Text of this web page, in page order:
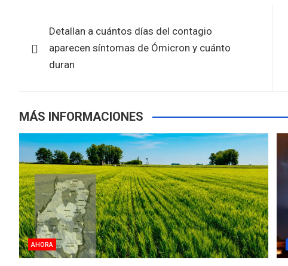
o
o
k
A
p
de
entradas
Detallan a cuántos días del contagio
aparecen síntomas de Ómicron y cuánto
duran
MÁS INFORMACIONES
AHORA